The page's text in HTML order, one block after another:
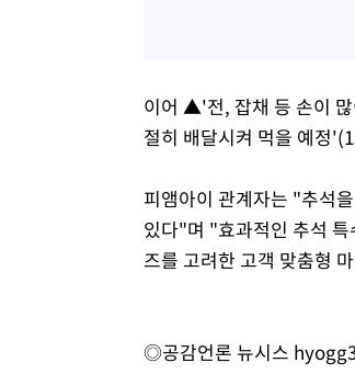
이어 ▲'전, 잡채 등 손이
절히 배달시켜 먹을 예정
피앰아이 관계자는 "추석
있다"며 "효과적인 추석
즈를 고려한 고객 맞춤형
◎공감언론 뉴시스